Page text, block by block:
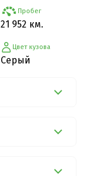
Пробег
21 952 км.
Цвет кузова
Серый